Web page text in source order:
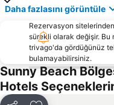
Centralen plaj Pomorie
Castle in Ravadinovo
Akademika
Happy Bar & Grill
Akatsiite
Arkutino
Daha fazlasını görüntüle
Rezervasyon
sürekli olarak değişir.
trivago'da gördüğünüz
bulamayabilirsiniz.
Sunny Beach
Hotels